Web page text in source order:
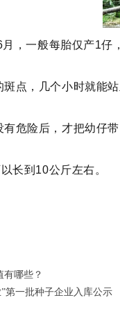
，一般每胎仅产1仔
点，几个小时就能
危险后，才把幼仔
长到10公斤左右。
有哪些？
第一批种子企业入库公示